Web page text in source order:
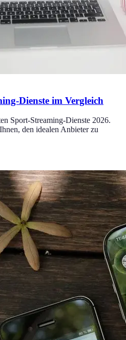
Dienste im Vergleich
Sport-Streaming-Dienste 2026.
den idealen Anbieter zu